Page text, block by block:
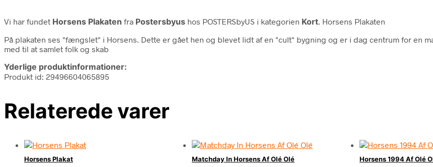
Vi har fundet Horsens Plakaten fra Postersbyus hos POSTERSbyUS i kategorien Kort . Horsens Plakaten
På plakaten ses "fængslet" i Horsens. Dette er gået hen og blevet lidt af en "cult" bygning og er i dag centrum for en
med til at samlet folk og skab
Yderlige produktinformationer:
Produkt id: 29496604065895
Relaterede varer
Horsens Plakat Matchday In Horsens Af Olé Olé Horsens 1994 Af Olé